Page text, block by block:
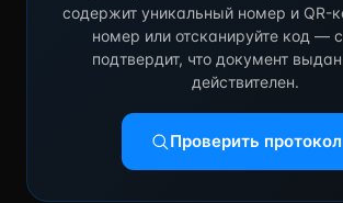
содержит уникальный номер и QR-
номер или отсканируйте код —
подтвердит, что документ
действителен.
Проверить протокол